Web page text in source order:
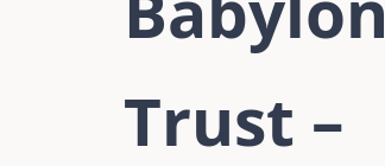
Trust –